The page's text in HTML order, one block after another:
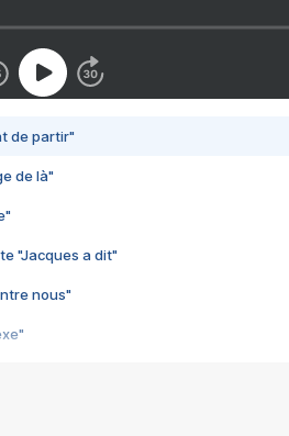
de partir"
de là"
"Jacques a dit"
nous"